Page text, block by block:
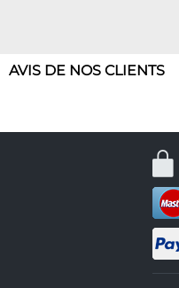
AVIS DE NOS CLIENTS